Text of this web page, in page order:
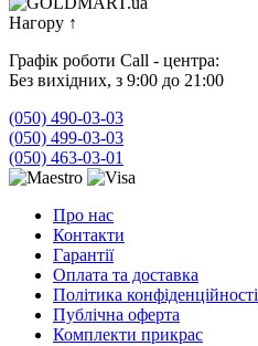
Нагору ↑
Графік роботи Call - центра:
Без вихідних, з 9:00 до 21:00
(050) 490-03-03
(050) 499-03-03
(050) 463-03-01
Про нас
Контакти
Гарантії
Оплата та доставка
Політика конфіденційності
Публічна оферта
Комплекти прикрас